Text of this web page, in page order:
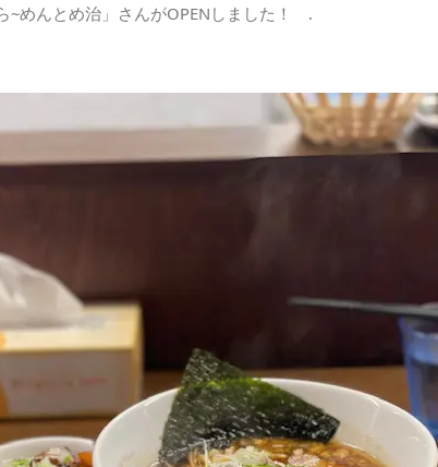
~めんとめ治」さんがOPENしました！ .